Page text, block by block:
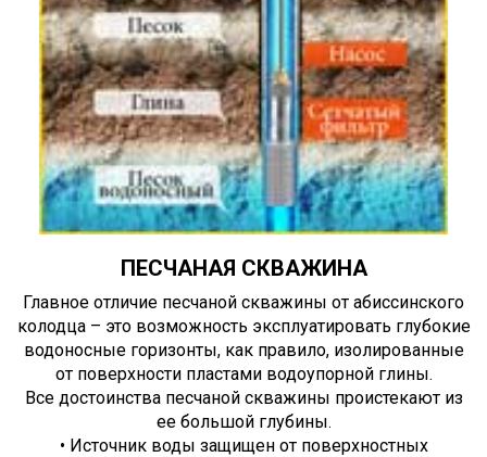
ПЕСЧАНАЯ СКВАЖИНА
Главное отличие песчаной скважины от абиссинского
колодца – это возможность эксплуатировать глубокие
водоносные горизонты, как правило, изолированные
от поверхности пластами водоупорной глины.
Все достоинства песчаной скважины проистекают из
ее большой глубины.
• Источник воды защищен от поверхностных